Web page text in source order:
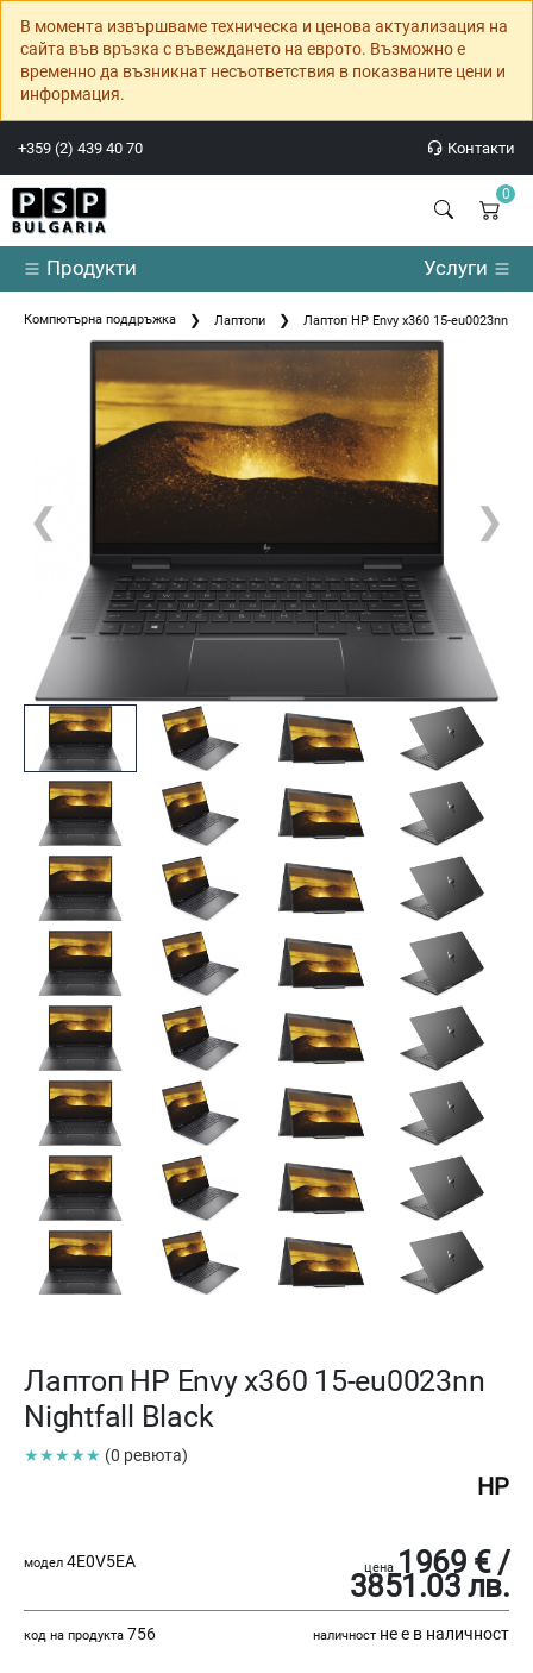
В момента извършваме техническа и ценова актуализация на
сайта във връзка с въвеждането на еврото. Възможно е
временно да възникнат несъответствия в показваните цени и
информация.
+359 (2) 439 40 70 Контакти
0
Продукти Услуги
Компютърна поддръжка Лаптопи Лаптоп HP Envy x360 15-eu0023nn
❮ ❯
Лаптоп HP Envy x360 15-eu0023nn
Nightfall Black
★★★★★ (0 ревюта)
HP
модел 4E0V5EA цена 1969 € /
3851.03 лв.
код на продукта 756 наличност не е в наличност